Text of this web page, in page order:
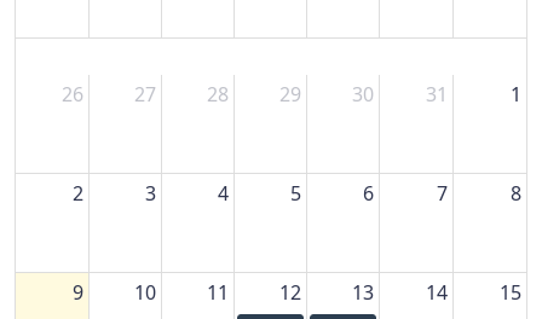
26 27 28 29 30 31 1
2 3 4 5 6 7 8
9 10 11 12 13 14 15